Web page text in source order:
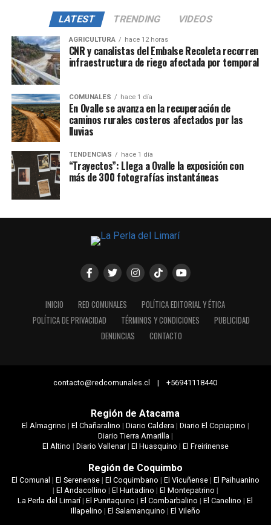
LATEST TRENDING VIDEOS
AGRICULTURA hace 12 horas
CNR y canalistas del Embalse Recoleta recorren
infraestructura de riego afectada por temporal
COMUNALES hace 1 día
En Ovalle se avanza en la recuperación de
caminos rurales costeros afectados por las
lluvias
TENDENCIAS hace 1 día
“Trayectos”: Llega a Ovalle la exposición con
más de 300 fotografías instantáneas
INICIO RED COMUNALES
POLÍTICA EDITORIAL Y ÉTICA
POLÍTICA DE PRIVACIDAD
TÉRMINOS Y CONDICIONES
PUBLICIDAD
DENUNCIAS
CONTACTO
contacto@redcomunales.cl | +56941118440
Región de Atacama
El Almagrino | El Chañaralino | Diario Caldera| Diario El Copiapino |
Diario Tierra Amarilla|
El Altino | Diario Vallenar| El Huasquino | El Freirinense
Región de Coquimbo
El Comunal | El Serenense| El Coquimbano | El Vicuñense| El Paihuanino
| El Andacollino | El Hurtadino | El Montepatrino |
La Perla del Limarí|El Punitaquino |El Combarbalino |El Canelino |El
Illapelino | El Salamanquino | El Vileño